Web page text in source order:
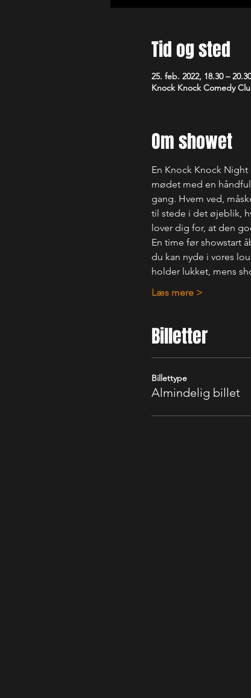
Tid og sted
25. feb. 2022, 18.30 – 20.30
Knock Knock Comedy
Om showet
En Knock Knock
mødet med en
gang. Hvem ved,
til stede i det øjeblik,
lover dig for, at den
En time før showstart
du kan nyde i vores
holder lukket, mens
Læs mere >
Billetter
Billettype
Almindelig billet